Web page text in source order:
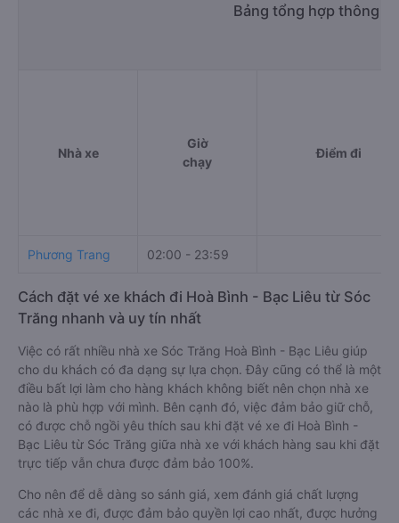
Bảng tổng hợp thông
Nhà xe
Giờ
chạy
Điểm đi
Phương Trang 02:00 - 23:59
Cách đặt vé xe khách đi Hoà Bình - Bạc Liêu từ Sóc
Trăng nhanh và uy tín nhất
Việc có rất nhiều nhà xe Sóc Trăng Hoà Bình - Bạc Liêu giúp
cho du khách có đa dạng sự lựa chọn. Đây cũng có thể là một
điều bất lợi làm cho hàng khách không biết nên chọn nhà xe
nào là phù hợp với mình. Bên cạnh đó, việc đảm bảo giữ chỗ,
có được chỗ ngồi yêu thích sau khi đặt vé xe đi Hoà Bình -
Bạc Liêu từ Sóc Trăng giữa nhà xe với khách hàng sau khi đặt
trực tiếp vẫn chưa được đảm bảo 100%.
Cho nên để dễ dàng so sánh giá, xem đánh giá chất lượng
các nhà xe đi, được đảm bảo quyền lợi cao nhất, được hưởng